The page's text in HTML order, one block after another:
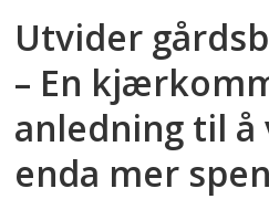
Utvider
– En
anledning til å
enda mer